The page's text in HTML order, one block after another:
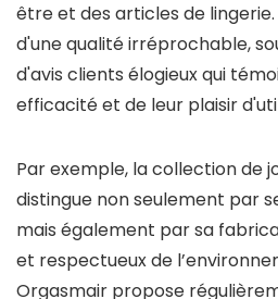
être et des articles de
d'une qualité irréprochable,
d'avis clients élogieux qui
efficacité et de leur plaisir
Par exemple, la collection de
distingue non seulement par
mais également par sa
et respectueux de
Orgasmair propose